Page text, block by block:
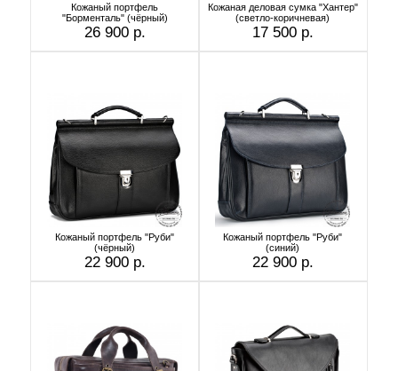
Кожаный портфель
"Борменталь" (чёрный)
26 900 р.
Кожаная деловая сумка "Хантер"
(светло-коричневая)
17 500 р.
Кожаный портфель "Руби"
(чёрный)
22 900 р.
Кожаный портфель "Руби"
(синий)
22 900 р.